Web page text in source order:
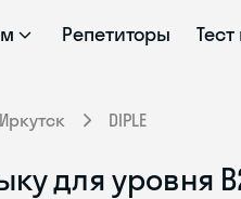
Репетиторы
Иркутск DIPLE
для уровня